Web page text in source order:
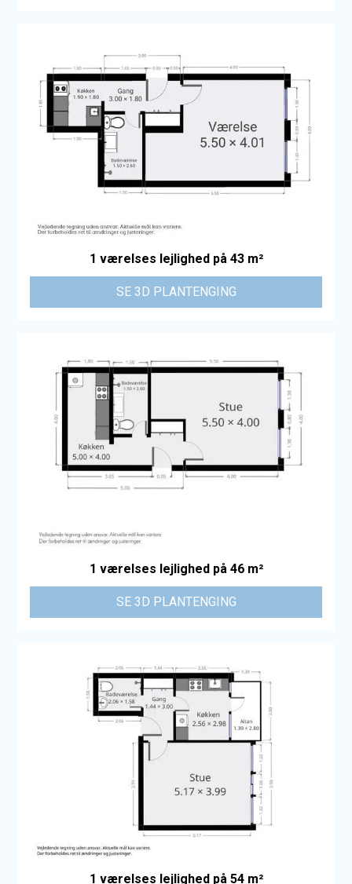
1 værelses lejlighed på 43 m²
SE 3D PLANTENGING
1 værelses lejlighed på 46 m²
SE 3D PLANTENGING
1 værelses lejlighed på 54 m²